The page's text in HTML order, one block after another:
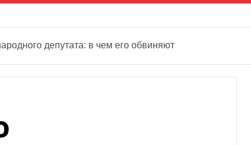
депутата: в чем его обвиняют